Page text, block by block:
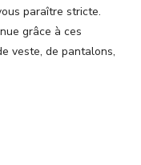
paraître stricte.
grâce à ces
veste, de pantalons,